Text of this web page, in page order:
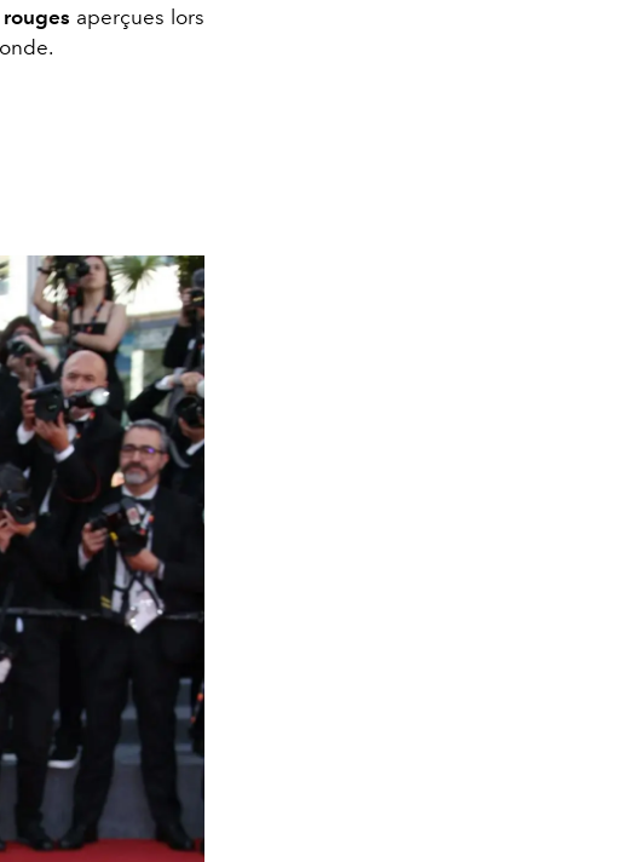
aperçues lors